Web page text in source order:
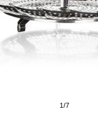
1/7